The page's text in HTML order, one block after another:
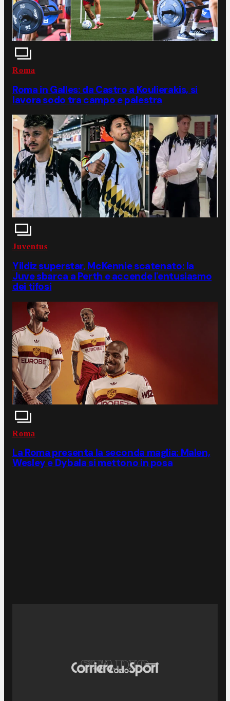
Roma
Roma in Galles: da Castro a Koulierakis, si
lavora sodo tra campo e palestra
Juventus
Yildiz superstar, McKennie scatenato: la
Juve sbarca a Perth e accende l'entusiasmo
dei tifosi
Roma
La Roma presenta la seconda maglia: Malen,
Wesley e Dybala si mettono in posa